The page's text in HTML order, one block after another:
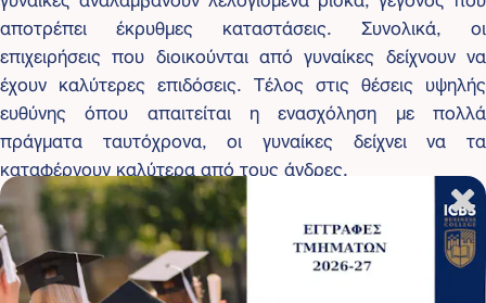
αποτρέπει έκρυθμες καταστάσεις. Συνολικά, οι
επιχειρήσεις που διοικούνται από γυναίκες δείχνουν να
έχουν καλύτερες επιδόσεις. Τέλος στις θέσεις υψηλής
ευθύνης όπου απαιτείται η ενασχόληση με πολλά
πράγματα ταυτόχρονα, οι γυναίκες δείχνει να τα
καταφέρνουν καλύτερα από τους άνδρες.
Σε άλλη έρευνα του Business News Daily εντοπίζονται 5
σημεία, που κάνουν τις γυναίκες καλές ηγέτιδες και
managers: